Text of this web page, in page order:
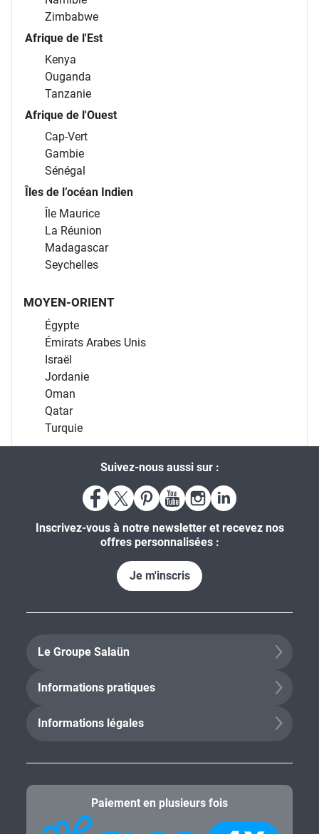
Zimbabwe
Afrique de l'Est
Kenya
Ouganda
Tanzanie
Afrique de l'Ouest
Cap-Vert
Gambie
Sénégal
Îles de l’océan Indien
Île Maurice
La Réunion
Madagascar
Seychelles
MOYEN-ORIENT
Égypte
Émirats Arabes Unis
Israël
Jordanie
Oman
Qatar
Turquie
Suivez-nous aussi sur :
Inscrivez-vous à notre newsletter et recevez nos
offres personnalisées :
Je m'inscris
Le Groupe Salaün
Informations pratiques
Informations légales
Paiement en plusieurs fois